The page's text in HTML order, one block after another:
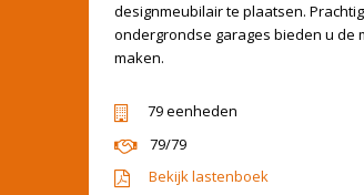
designmeubilair te plaatsen.
ondergrondse garages bieden u de
maken.
79 eenheden
79/79
Bekijk lastenboek